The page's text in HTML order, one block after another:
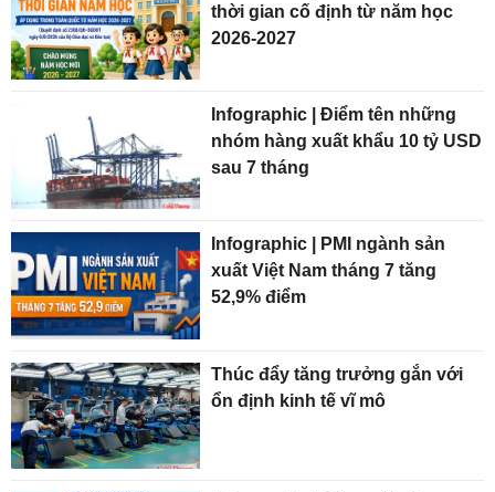
thời gian cố định từ năm học
2026-2027
Infographic | Điểm tên những
nhóm hàng xuất khẩu 10 tỷ USD
sau 7 tháng
Infographic | PMI ngành sản
xuất Việt Nam tháng 7 tăng
52,9% điểm
Thúc đẩy tăng trưởng gắn với
ổn định kinh tế vĩ mô